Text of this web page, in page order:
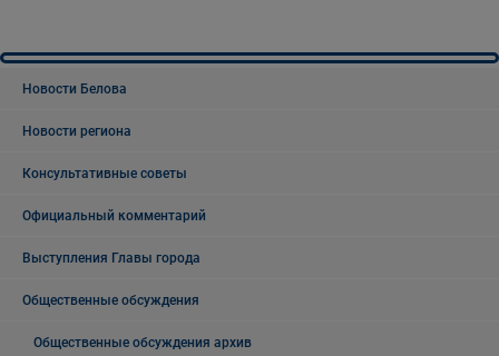
Новости Белова
Новости региона
Консультативные советы
Официальный комментарий
Выступления Главы города
Общественные обсуждения
Общественные обсуждения архив